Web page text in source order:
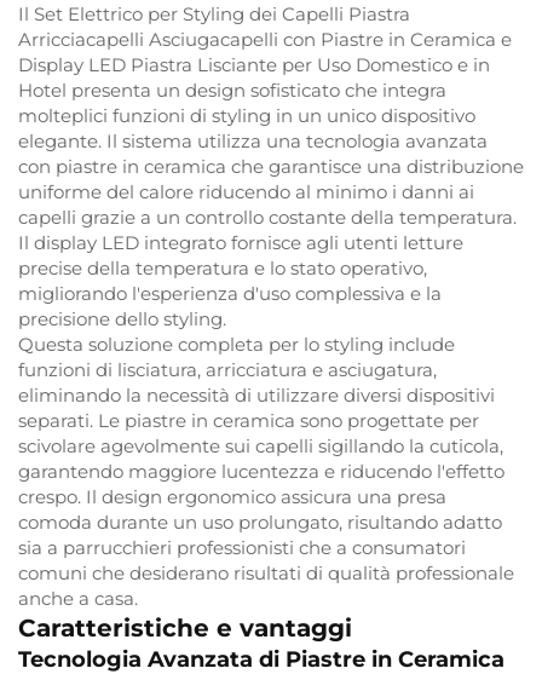
Il Set Elettrico per Styling dei Capelli Piastra
Arricciacapelli Asciugacapelli con Piastre in Ceramica e
Display LED Piastra Lisciante per Uso Domestico e in
Hotel presenta un design sofisticato che integra
molteplici funzioni di styling in un unico dispositivo
elegante. Il sistema utilizza una tecnologia avanzata
con piastre in ceramica che garantisce una distribuzione
uniforme del calore riducendo al minimo i danni ai
capelli grazie a un controllo costante della temperatura.
Il display LED integrato fornisce agli utenti letture
precise della temperatura e lo stato operativo,
migliorando l'esperienza d'uso complessiva e la
precisione dello styling.
Questa soluzione completa per lo styling include
funzioni di lisciatura, arricciatura e asciugatura,
eliminando la necessità di utilizzare diversi dispositivi
separati. Le piastre in ceramica sono progettate per
scivolare agevolmente sui capelli sigillando la cuticola,
garantendo maggiore lucentezza e riducendo l'effetto
crespo. Il design ergonomico assicura una presa
comoda durante un uso prolungato, risultando adatto
sia a parrucchieri professionisti che a consumatori
comuni che desiderano risultati di qualità professionale
anche a casa.
Caratteristiche e vantaggi
Tecnologia Avanzata di Piastre in Ceramica